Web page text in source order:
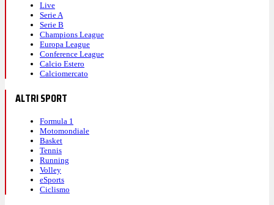
Live
Serie A
Serie B
Champions League
Europa League
Conference League
Calcio Estero
Calciomercato
ALTRI SPORT
Formula 1
Motomondiale
Basket
Tennis
Running
Volley
eSports
Ciclismo